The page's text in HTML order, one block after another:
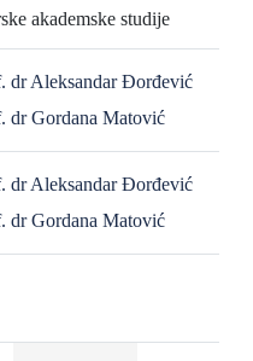
akademske studije
dr Aleksandar Đorđević
dr Gordana Matović
dr Aleksandar Đorđević
dr Gordana Matović